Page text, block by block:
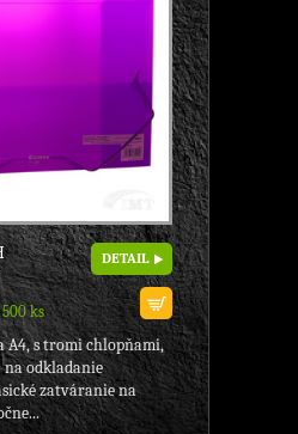
ks
DETAIL
A4, s tromi chlopňami,
na odkladanie
zatváranie na